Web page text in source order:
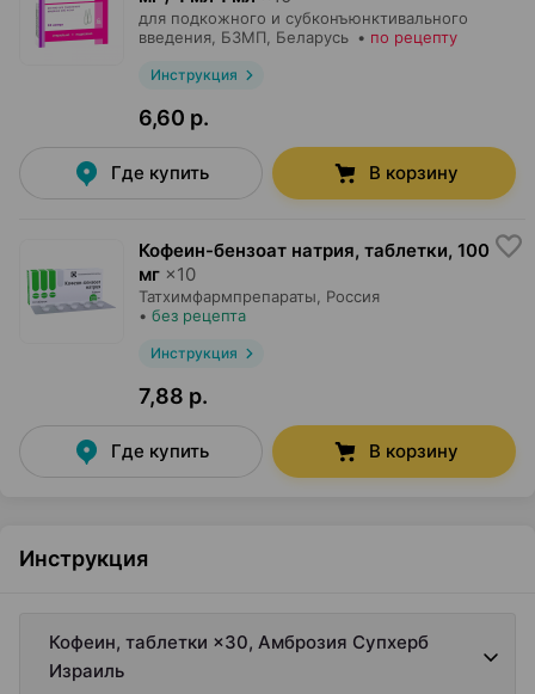
для подкожного и субконъюнктивального
введения, БЗМП , Беларусь • по рецепту
Инструкция
6,60 р.
Где купить В корзину
Кофеин-бензоат натрия, таблетки, 100
мг ×10
Татхимфармпрепараты , Россия
• без рецепта
Инструкция
7,88 р.
Где купить В корзину
Инструкция
Кофеин, таблетки ×30, Амброзия Супхерб
Израиль